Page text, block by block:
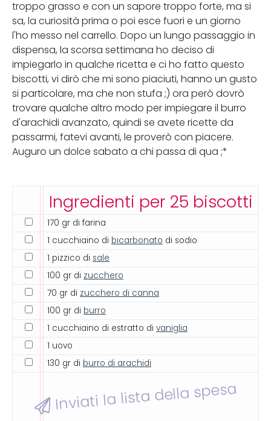
troppo grasso e con un sapore troppo forte, ma si
sa, la curiosità prima o poi esce fuori e un giorno
l'ho messo nel carrello. Dopo un lungo passaggio in
dispensa, la scorsa settimana ho deciso di
impiegarlo in qualche ricetta e ci ho fatto questo
biscotti, vi dirò che mi sono piaciuti, hanno un gusto
si particolare, ma che non stufa ;) ora però dovrò
trovare qualche altro modo per impiegare il burro
d'arachidi avanzato, quindi se avete ricette da
passarmi, fatevi avanti, le proverò con piacere.
Auguro un dolce sabato a chi passa di qua ;*
Ingredienti per 25 biscotti
170 gr di farina
1 cucchiaino di bicarbonato di sodio
1 pizzico di sale
100 gr di zucchero
70 gr di zucchero di canna
100 gr di burro
1 cucchiaino di estratto di vaniglia
1 uovo
130 gr di burro di arachidi
Inviati la lista della spesa